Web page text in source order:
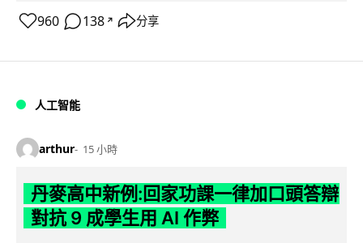
960 138 ↗ 分享
人工智能
arthur 15 小時
丹麥高中新例:回家功課一律加口頭答辯
對抗 9 成學生用 AI 作弊